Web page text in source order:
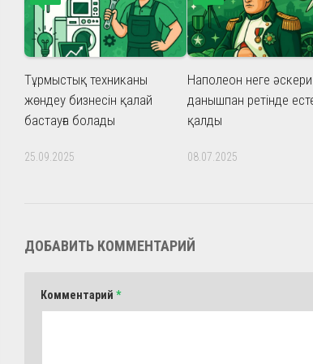
Тұрмыстық техниканы
жөндеу бизнесін қалай
бастауға болады
25.09.2025
Наполеон неге әскери
данышпан ретінде
қалды
08.07.2025
ДОБАВИТЬ КОММЕНТАРИЙ
Комментарий *